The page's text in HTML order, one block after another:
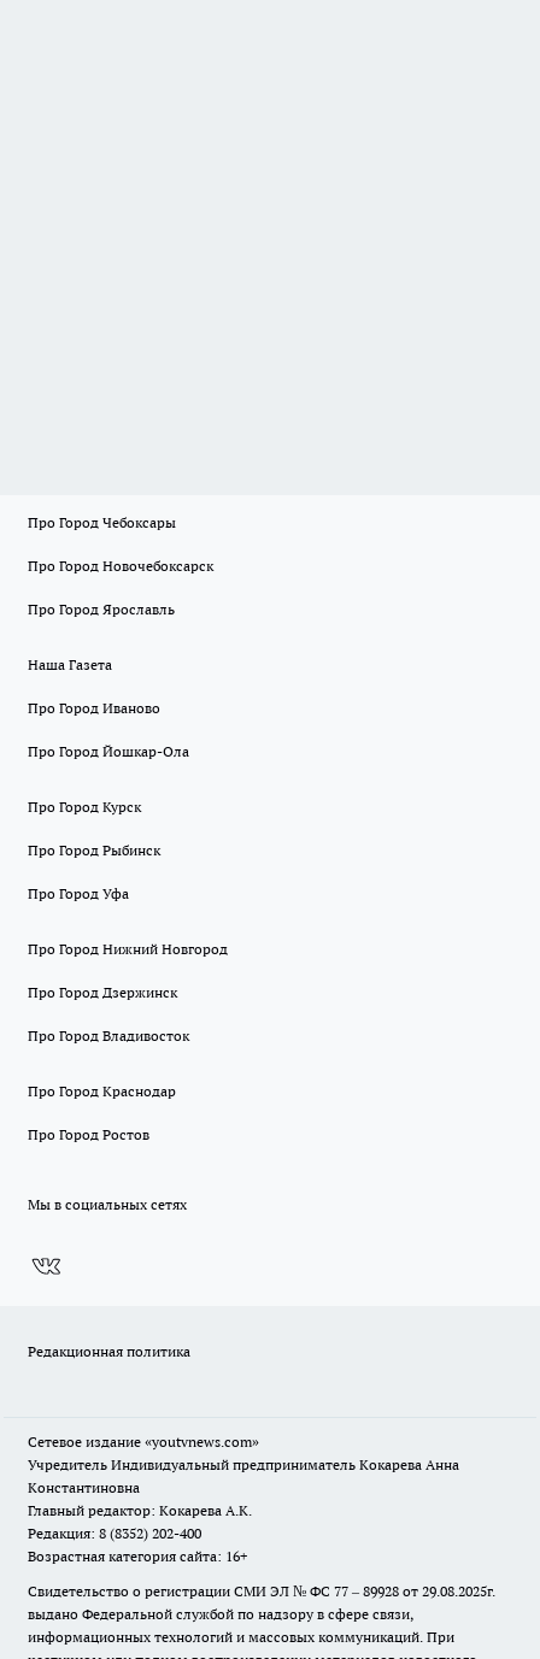
Про Город Чебоксары
Про Город Новочебоксарск
Про Город Ярославль
Наша Газета
Про Город Иваново
Про Город Йошкар-Ола
Про Город Курск
Про Город Рыбинск
Про Город Уфа
Про Город Нижний Новгород
Про Город Дзержинск
Про Город Владивосток
Про Город Краснодар
Про Город Ростов
Мы в социальных сетях
Редакционная политика
Сетевое издание «youtvnews.com»
Учредитель Индивидуальный предприниматель Кокарева Анна
Константиновна
Главный редактор: Кокарева А.К.
Редакция: 8 (8352) 202-400
Возрастная категория сайта: 16+
Свидетельство о регистрации СМИ ЭЛ № ФС 77 – 89928 от 29.08.2025г.
выдано Федеральной службой по надзору в сфере связи,
информационных технологий и массовых коммуникаций. При